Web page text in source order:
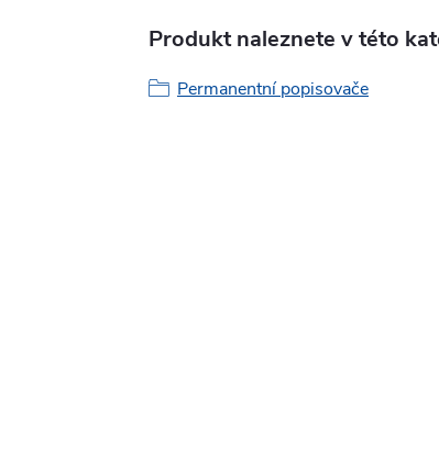
Produkt naleznete v této
Permanentní popisovače